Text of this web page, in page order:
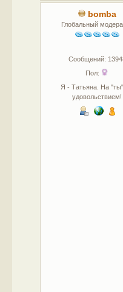
bomba
Глобальный
Сообщений:
Пол:
Я - Татьяна. На
удовольствием!